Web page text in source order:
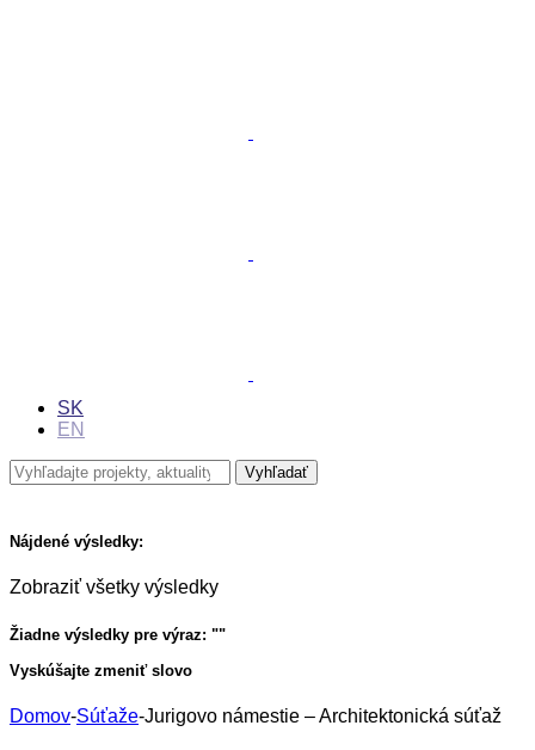
SK
EN
Nájdené výsledky:
Zobraziť všetky výsledky
Žiadne výsledky pre výraz: ""
Vyskúšajte zmeniť slovo
Domov-Súťaže-Jurigovo námestie – Architektonická súťaž